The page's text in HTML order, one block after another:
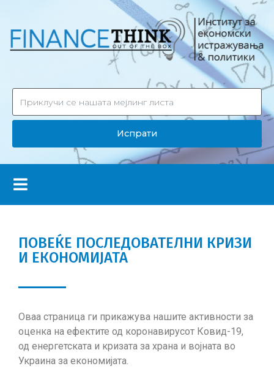
Испрати
ПОВЕЌЕ ПОСЛЕДОВАТЕЛНИ КРИЗИ
И ЕКОНОМИЈАТА
Оваа страница ги прикажува нашите активности за
оценка на ефектите од коронавирусот Ковид-19,
од енергетската и кризата за храна и војната во
Украина за економијата.